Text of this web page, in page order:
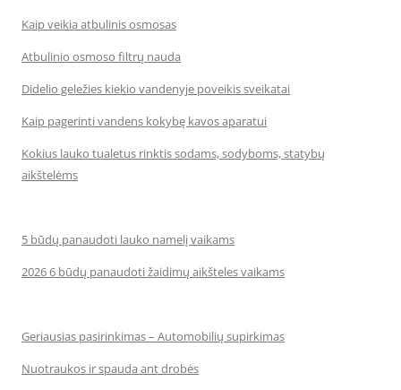
Kaip veikia atbulinis osmosas
Atbulinio osmoso filtrų nauda
Didelio geležies kiekio vandenyje poveikis sveikatai
Kaip pagerinti vandens kokybę kavos aparatui
Kokius lauko tualetus rinktis sodams, sodyboms, statybų
aikštelėms
5 būdų panaudoti lauko namelį vaikams
2026 6 būdų panaudoti žaidimų aikšteles vaikams
Geriausias pasirinkimas – Automobilių supirkimas
Nuotraukos ir spauda ant drobės